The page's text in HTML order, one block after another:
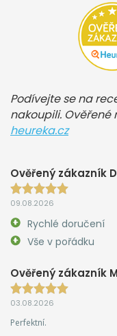
Podívejte se na
nakoupili. Ověřené
heureka.cz
Ověřený zákazník
09.08.2026
Rychlé doručení
Vše v pořádku
Ověřený zákazník
03.08.2026
Perfektní.